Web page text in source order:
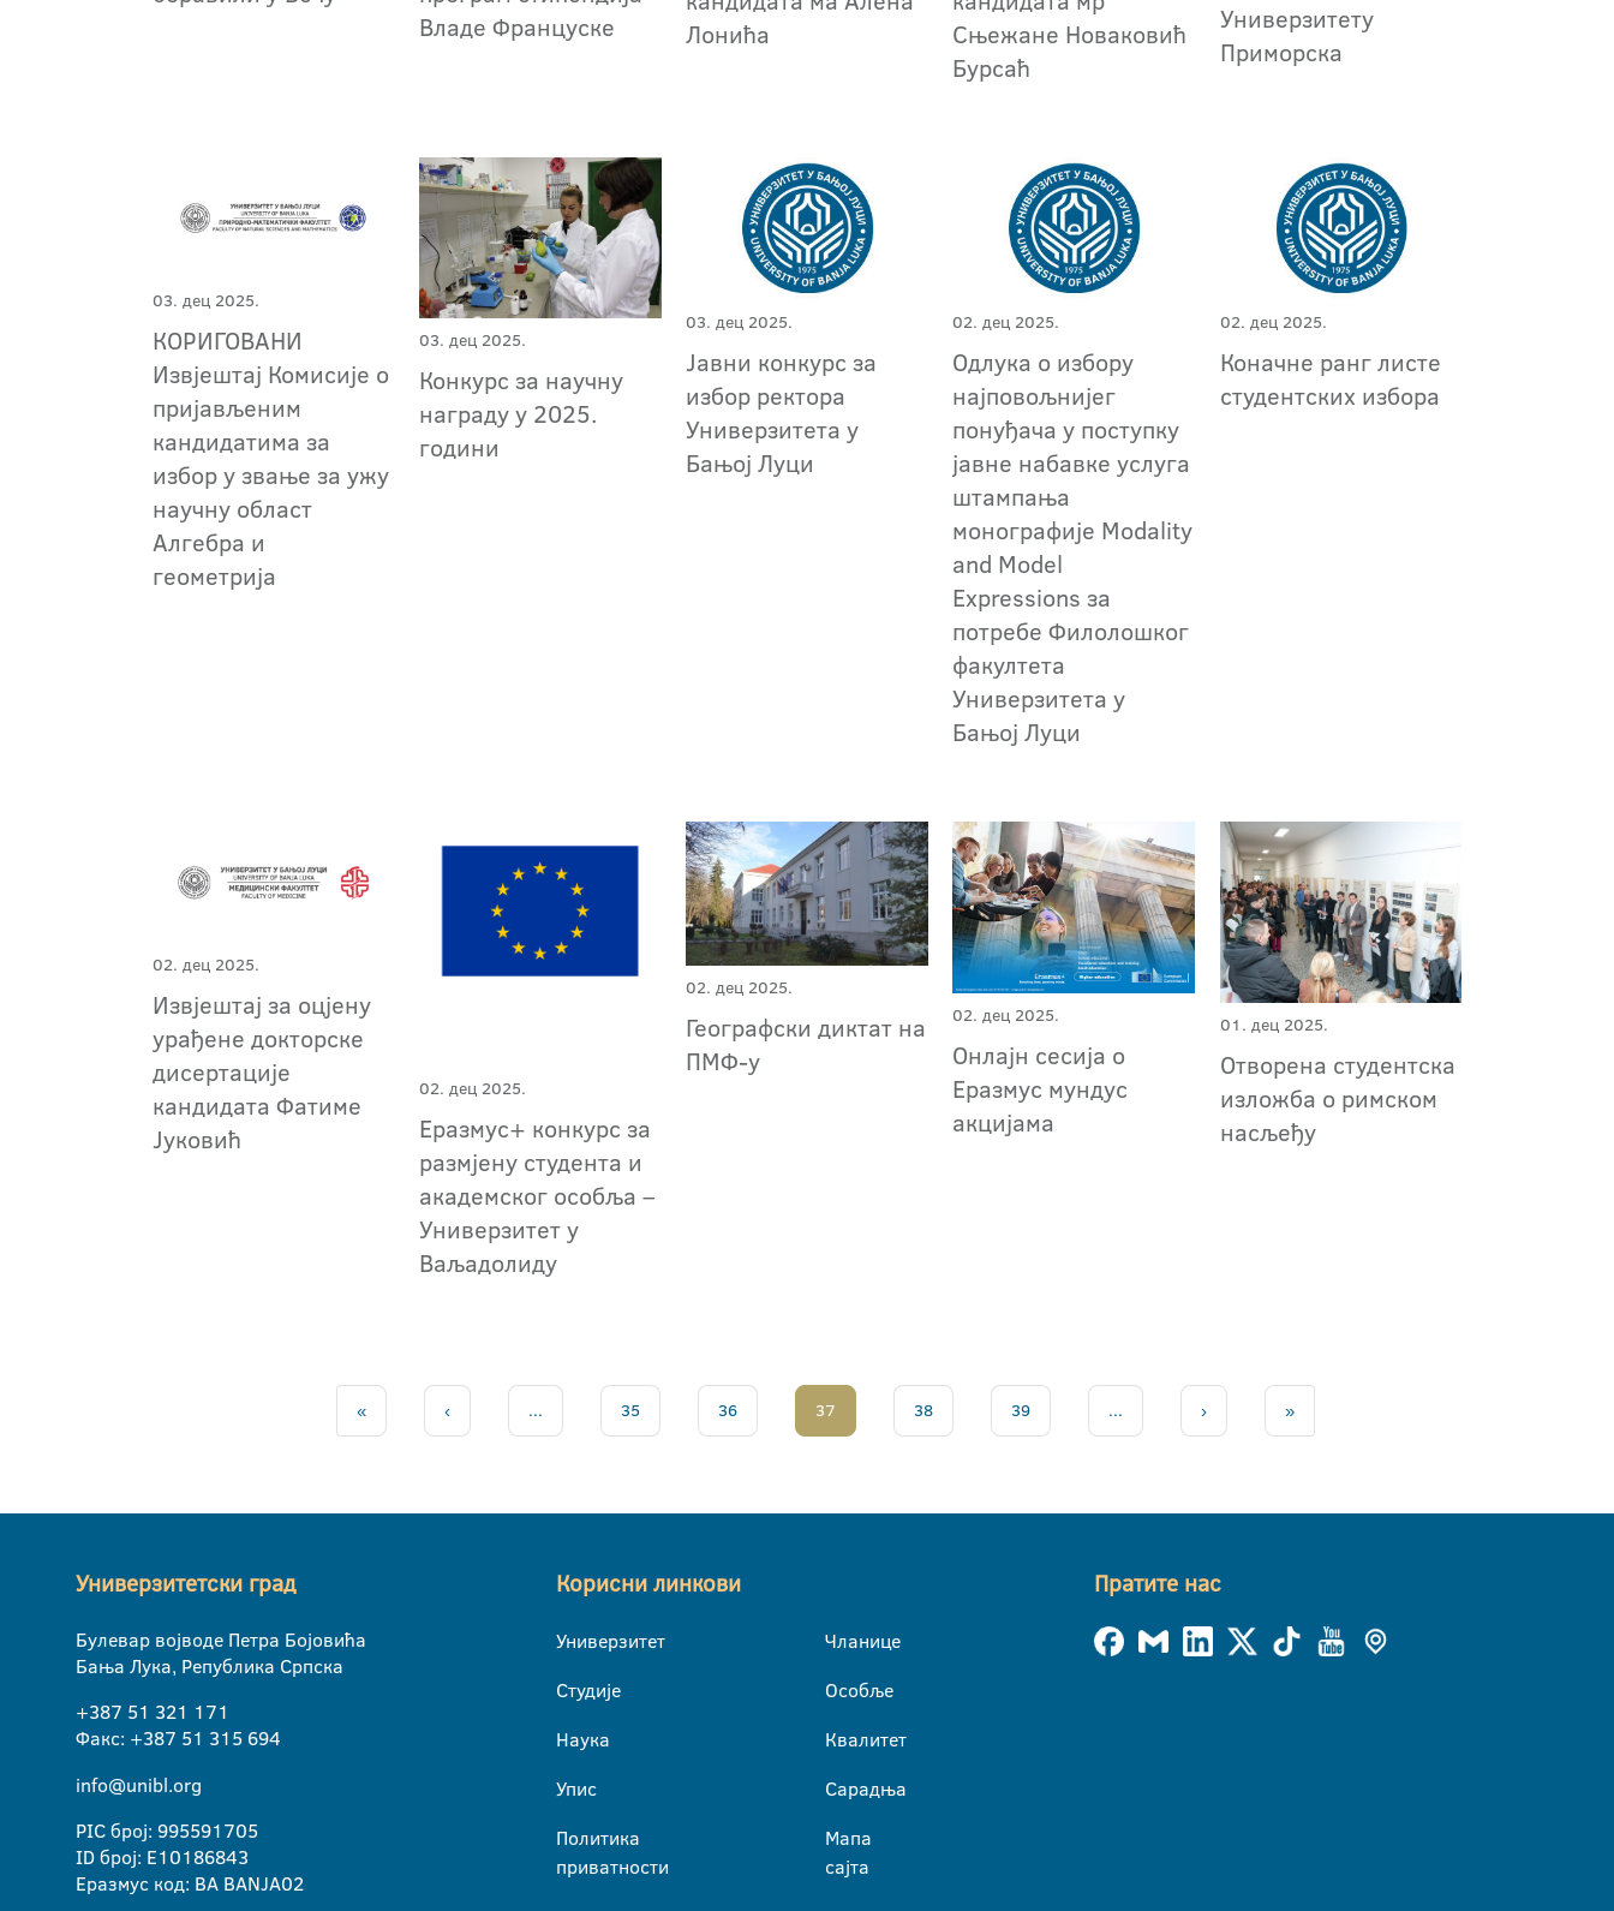
Владе Француске
Лонића
Сњежане Новаковић
Бурсаћ
Универзитету
Приморска
03. дец 2025.
КОРИГОВАНИ
Извјештај Комисије о
пријављеним
кандидатима за
избор у звање за ужу
научну област
Алгебра и
геометрија
03. дец 2025.
Конкурс за научну
награду у 2025.
години
03. дец 2025.
Јавни конкурс за
избор ректора
Универзитета у
Бањој Луци
02. дец 2025.
Oдлука о избору
најповољнијег
понуђача у поступку
јавне набавке услуга
штампања
монографије Modality
and Model
Expressions за
потребе Филолошког
факултета
Универзитета у
Бањој Луци
02. дец 2025.
Коначне ранг листе
студентских избора
02. дец 2025.
Извјештај за оцјену
урађене докторске
дисертације
кандидата Фатиме
Јуковић
02. дец 2025.
Еразмус+ конкурс за
размјену студента и
академског особља –
Универзитет у
Ваљадолиду
02. дец 2025.
Географски диктат на
ПМФ-у
02. дец 2025.
Онлајн сесија о
Еразмус мундус
акцијама
01. дец 2025.
Отворена студентска
изложба о римском
насљеђу
« ‹ ... 35 36 37 38 39 ... › »
Универзитетски град
Булевар војводе Петра Бојовића
Бања Лука, Република Српска
+387 51 321 171
Факс: +387 51 315 694
info@unibl.org
PIC број: 995591705
ID број: E10186843
Еразмус код: BA BANJA02
Корисни линкови
Универзитет
Студије
Наука
Упис
Политика
приватности
Чланице
Особље
Квалитет
Сарадња
Мапа
сајта
Пратите нас